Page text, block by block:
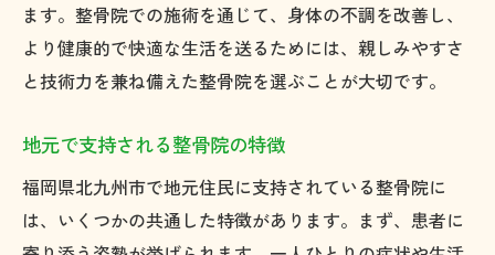
ます。整骨院での施術を通じて、身体の不調を改善し、
より健康的で快適な生活を送るためには、親しみやすさ
と技術力を兼ね備えた整骨院を選ぶことが大切です。
地元で支持される整骨院の特徴
福岡県北九州市で地元住民に支持されている整骨院に
は、いくつかの共通した特徴があります。まず、患者に